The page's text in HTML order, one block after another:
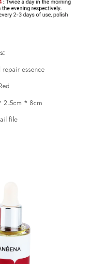
repair essence
2.5cm * 8cm
file